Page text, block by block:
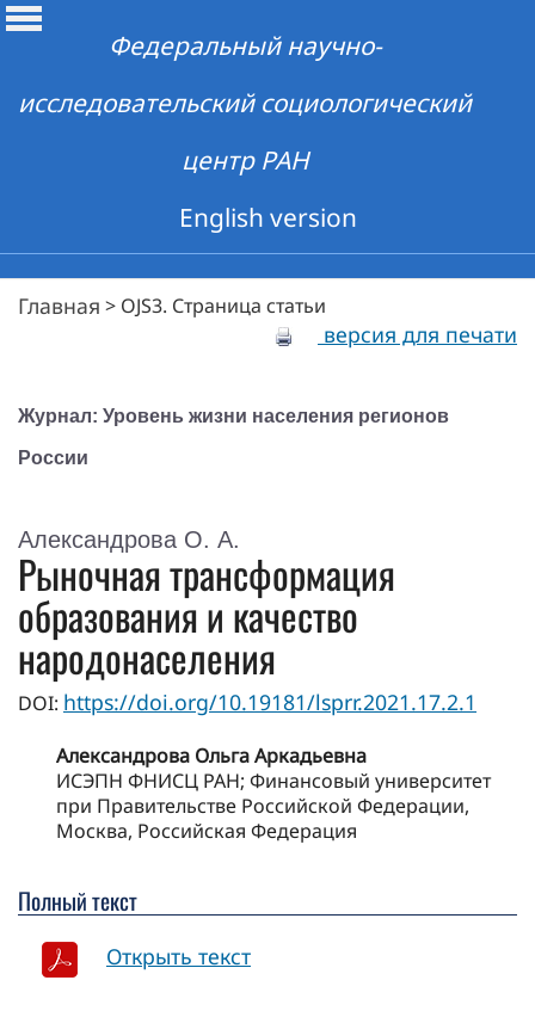
Федеральный научно-
исследовательский социологический
центр РАН
English version
Главная > OJS3. Страница статьи
версия для печати
Журнал: Уровень жизни населения регионов
России
Александрова О. А.
Рыночная трансформация
образования и качество
народонаселения
DOI: https://doi.org/10.19181/lsprr.2021.17.2.1
Александрова Ольга Аркадьевна
ИСЭПН ФНИСЦ РАН; Финансовый университет
при Правительстве Российской Федерации,
Москва, Российская Федерация
Полный текст
Открыть текст